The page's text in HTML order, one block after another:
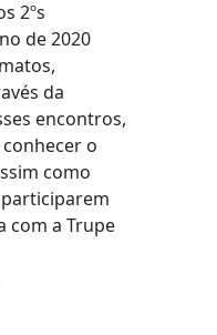
2ºs
de 2020
da
encontros,
o
como
com a Trupe